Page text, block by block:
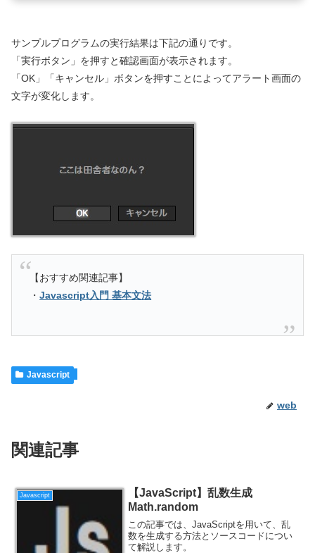
サンプルプログラムの実行結果は下記の通りです。
「実行ボタン」を押すと確認画面が表示されます。
「OK」「キャンセル」ボタンを押すことによってアラート画面の
文字が変化します。
【おすすめ関連記事】
・Javascript入門 基本文法
Javascript
web
関連記事
Javascript
【JavaScript】乱数生成
Math.random
この記事では、JavaScriptを用いて、乱
数を生成する方法とソースコードについ
て解説します。